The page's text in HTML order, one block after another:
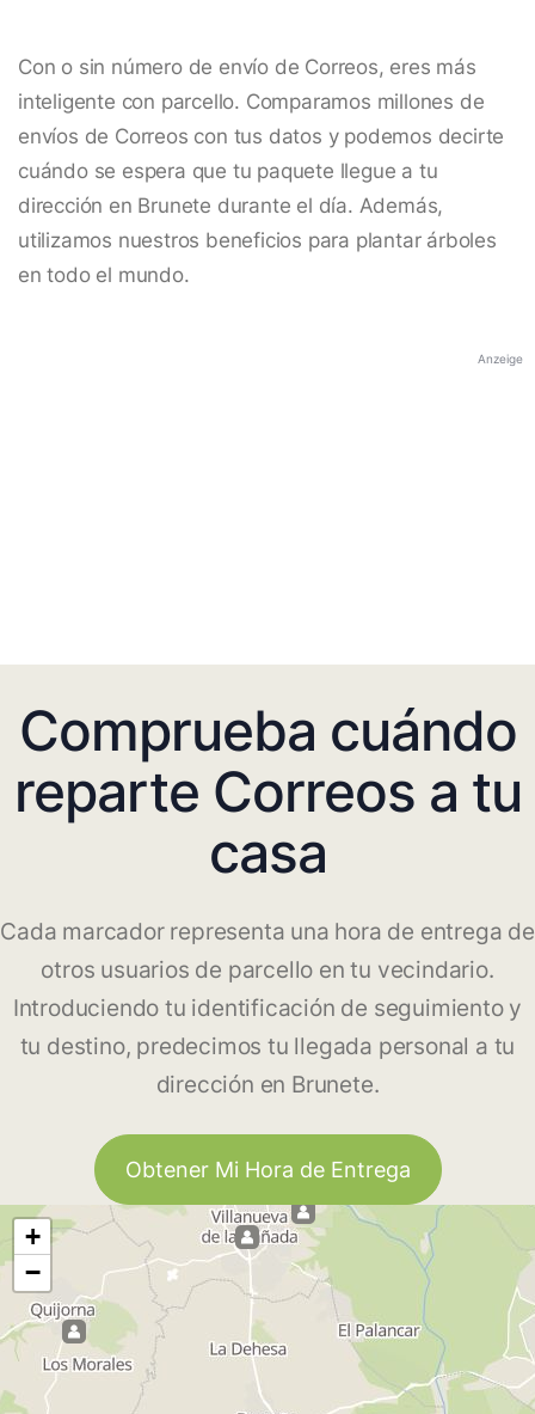
Con o sin número de envío de Correos, eres más
inteligente con parcello. Comparamos millones de
envíos de Correos con tus datos y podemos decirte
cuándo se espera que tu paquete llegue a tu
dirección en Brunete durante el día. Además,
utilizamos nuestros beneficios para plantar árboles
en todo el mundo.
Anzeige
Comprueba cuándo
reparte Correos a tu
casa
Cada marcador representa una hora de entrega de
otros usuarios de parcello en tu vecindario.
Introduciendo tu identificación de seguimiento y
tu destino, predecimos tu llegada personal a tu
dirección en Brunete.
Obtener Mi Hora de Entrega
+
−